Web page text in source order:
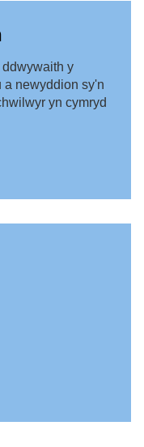
y
a newyddion sy'n
yn cymryd